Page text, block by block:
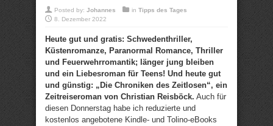
Posted by: Johannes in Tipps des Tages
8. Dezember 2022
Heute gut und gratis: Schwedenthriller,
Küstenromanze, Paranormal Romance, Thriller
und Feuerwehrromantik; länger jung bleiben
und ein Liebesroman für Teens! Und heute gut
und günstig: „Die Chroniken des Zeitlosen“, ein
Zeitreiseroman von Christian Reisböck. Auch für
diesen Donnerstag habe ich reduzierte und
kostenlos angebotene Kindle- und Tolino-eBooks